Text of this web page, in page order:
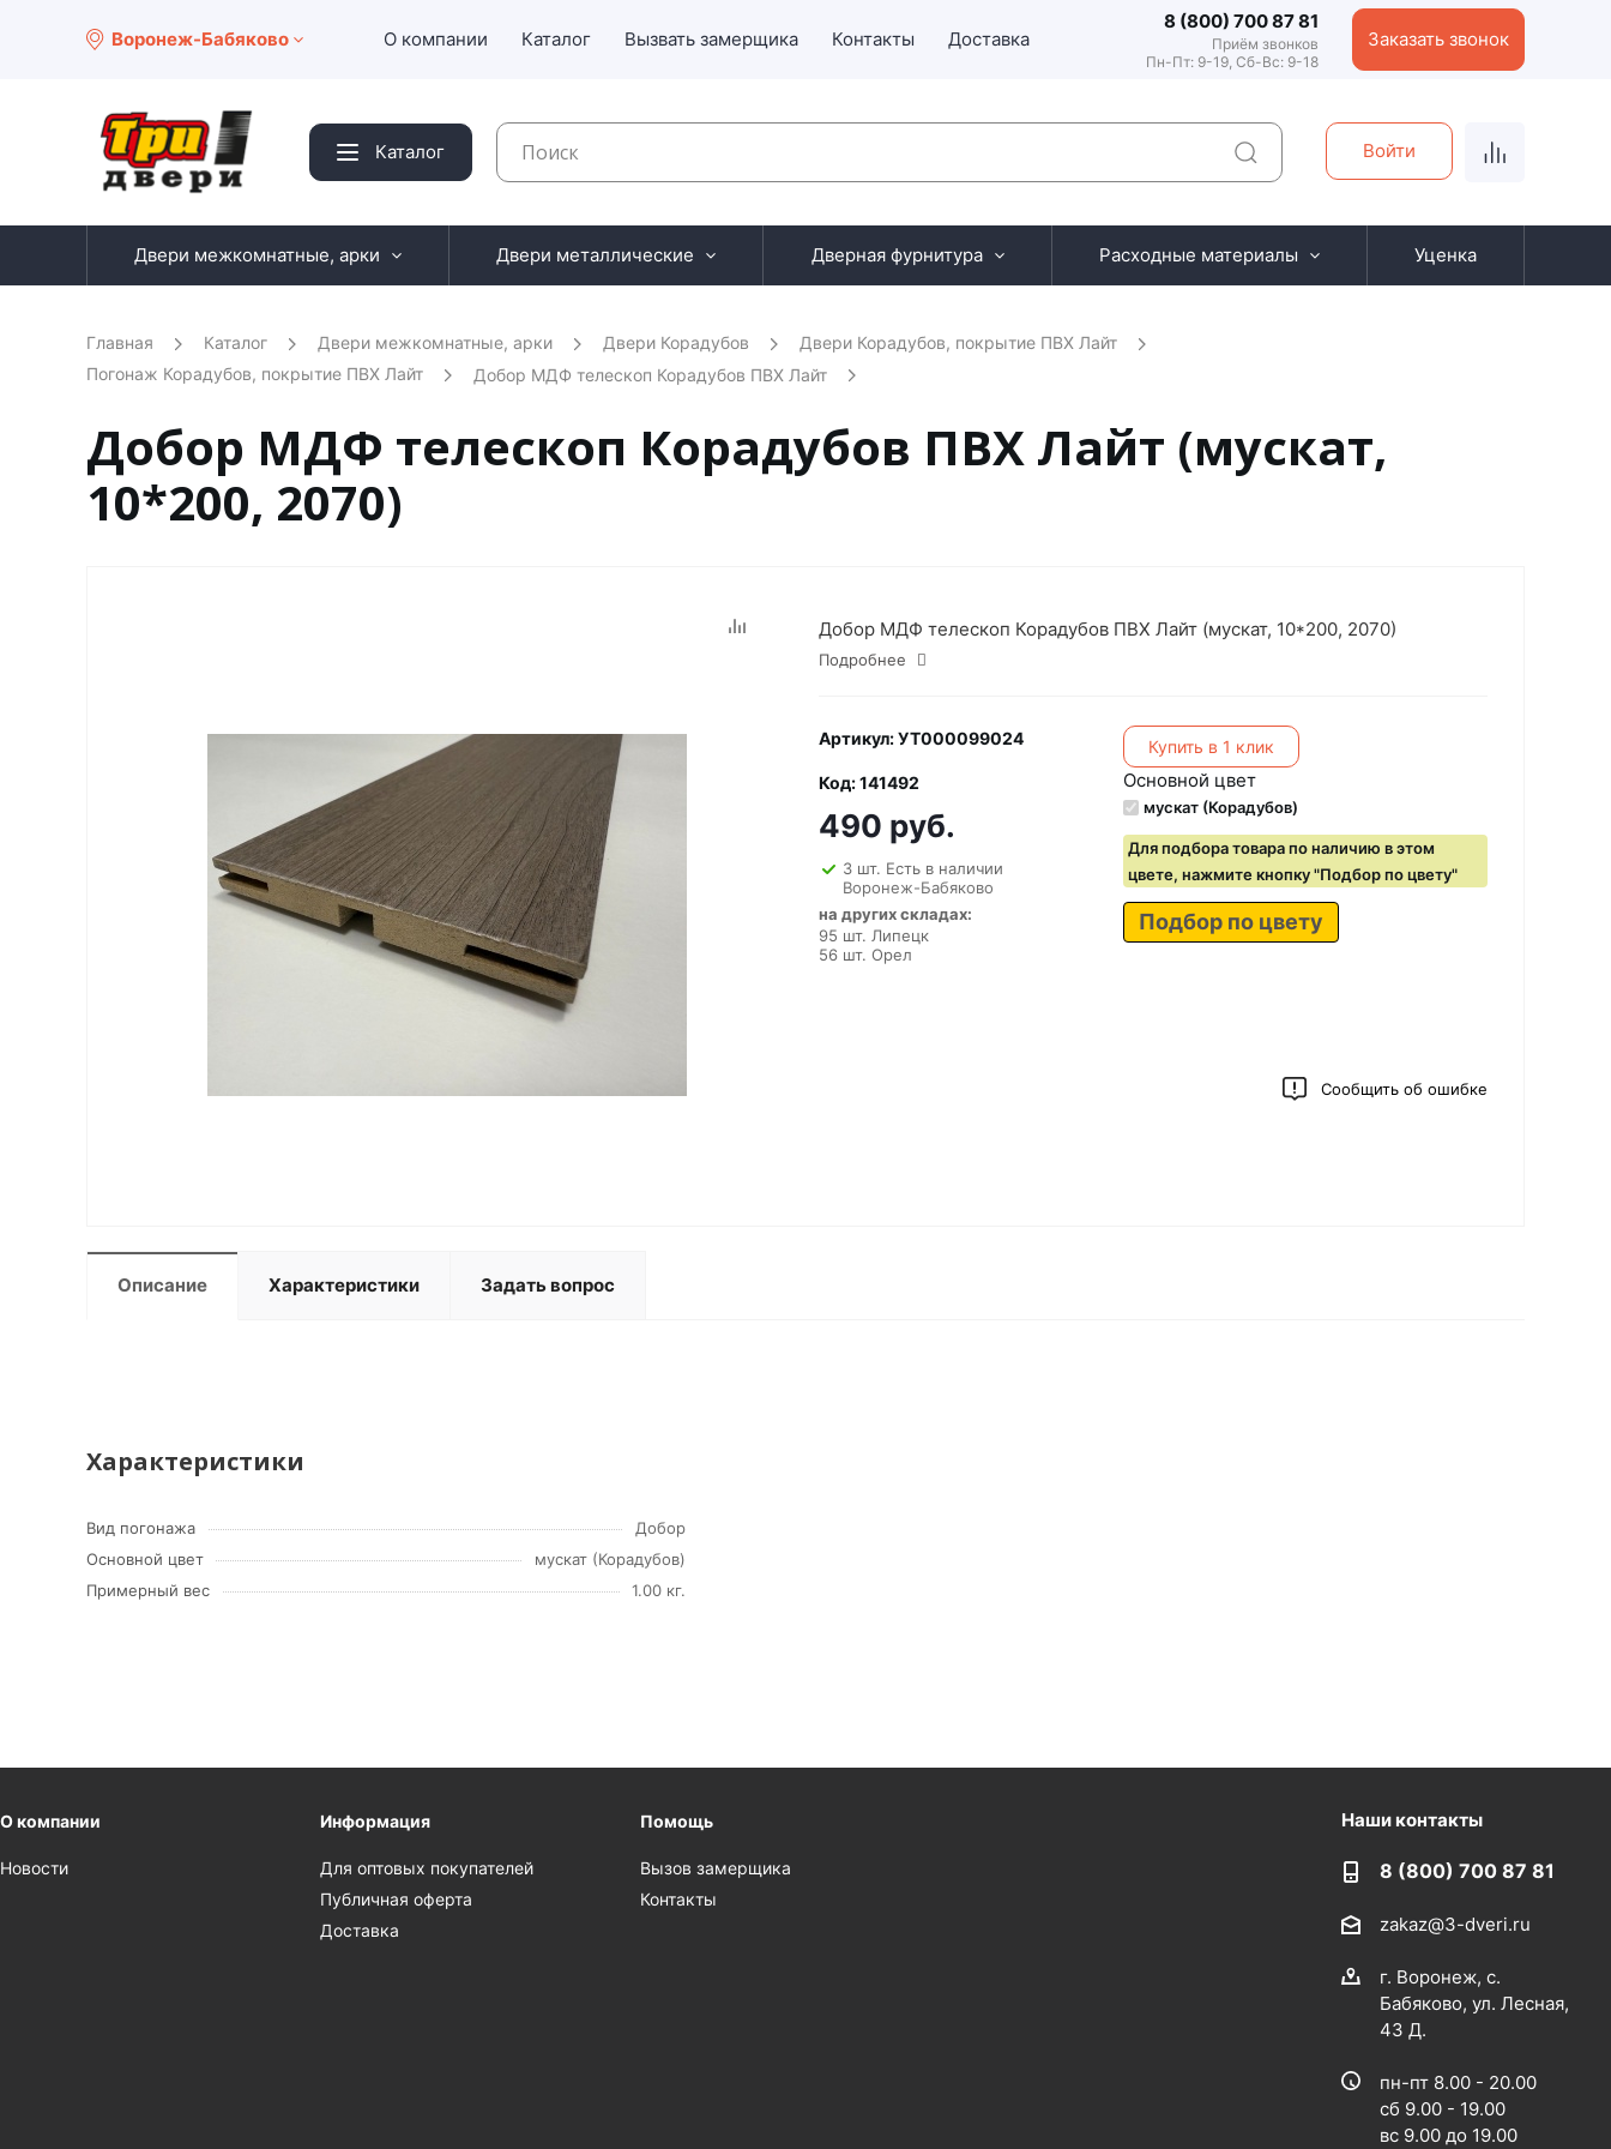
Воронеж-Бабяково О компании Каталог Вызвать замерщика Контакты Доставка
8 (800) 700 87 81
Приём звонков
Пн-Пт: 9-19, Сб-Вс: 9-18
Заказать звонок
Каталог Войти
Двери межкомнатные, арки Двери металлические Дверная фурнитура Расходные материалы Уценка
Главная Каталог Двери межкомнатные, арки Двери Корадубов
Двери Корадубов, покрытие ПВХ Лайт
Погонаж Корадубов, покрытие ПВХ Лайт
Добор МДФ телескоп Корадубов ПВХ Лайт
Добор МДФ телескоп Корадубов ПВХ Лайт (мускат,
10*200, 2070)
Добор МДФ телескоп Корадубов ПВХ Лайт (мускат, 10*200, 2070)
Подробнее
Артикул: УТ000099024
Код: 141492
490 руб.
3 шт. Есть в наличии
Воронеж-Бабяково
на других складах:
95 шт. Липецк
56 шт. Орел
Купить в 1 клик
Основной цвет
мускат (Корадубов)
Для подбора товара по наличию в этом
цвете, нажмите кнопку "Подбор по цвету"
Подбор по цвету
Сообщить об ошибке
Описание Характеристики Задать вопрос
Характеристики
Вид погонажа
Добор
Основной цвет
мускат (Корадубов)
Примерный вес
1.00 кг.
О компании
Новости
Информация
Для оптовых покупателей
Публичная оферта
Доставка
Помощь
Вызов замерщика
Контакты
Наши контакты
8 (800) 700 87 81
zakaz@3-dveri.ru
г. Воронеж, с.
Бабяково, ул. Лесная,
43 Д.
пн-пт 8.00 - 20.00
сб 9.00 - 19.00
вс 9.00 до 19.00